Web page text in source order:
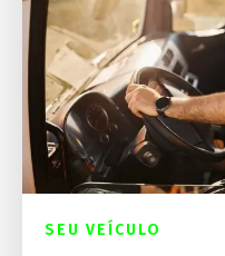
SEU VEÍCULO